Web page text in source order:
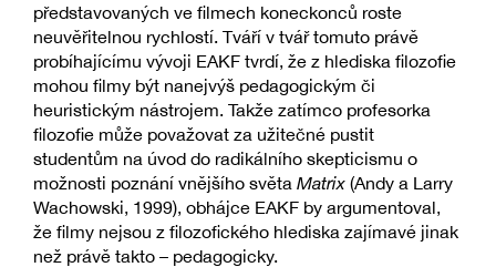
představovaných ve filmech koneckonců roste
neuvěřitelnou rychlostí. Tváří v tvář tomuto právě
probíhajícímu vývoji EAKF tvrdí, že z hlediska filozofie
mohou filmy být nanejvýš pedagogickým či
heuristickým nástrojem. Takže zatímco profesorka
filozofie může považovat za užitečné pustit
studentům na úvod do radikálního skepticismu o
možnosti poznání vnějšího světa Matrix (Andy a Larry
Wachowski, 1999), obhájce EAKF by argumentoval,
že filmy nejsou z filozofického hlediska zajímavé jinak
než právě takto – pedagogicky.